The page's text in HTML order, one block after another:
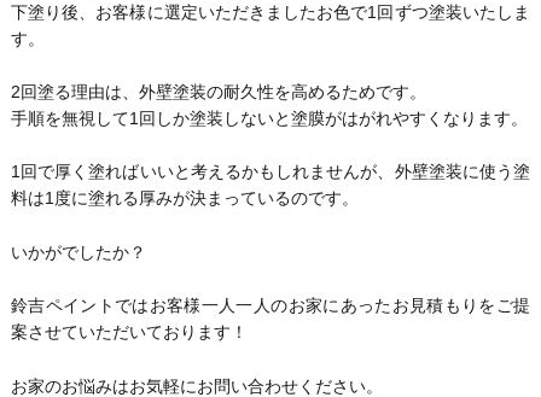
下塗り後、お客様に選定いただきましたお色で1回ずつ塗装いたしま
す。
2回塗る理由は、外壁塗装の耐久性を高めるためです。
手順を無視して1回しか塗装しないと塗膜がはがれやすくなります。
1回で厚く塗ればいいと考えるかもしれませんが、外壁塗装に使う塗
料は1度に塗れる厚みが決まっているのです。
いかがでしたか？
鈴吉ペイントではお客様一人一人のお家にあったお見積もりをご提
案させていただいております！
お家のお悩みはお気軽にお問い合わせください。